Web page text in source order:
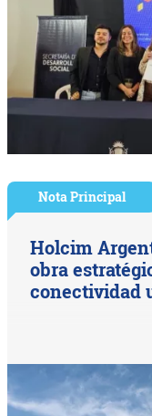
Nota Principal
Holcim
obra
conectividad